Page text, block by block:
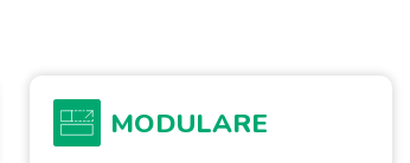
MODULARE